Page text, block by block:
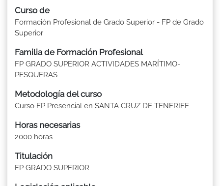
Curso de
Formación Profesional de Grado Superior - FP de Grado
Superior
Familia de Formación Profesional
FP GRADO SUPERIOR ACTIVIDADES MARÍTIMO-
PESQUERAS
Metodología del curso
Curso FP Presencial en SANTA CRUZ DE TENERIFE
Horas necesarias
2000 horas
Titulación
FP GRADO SUPERIOR